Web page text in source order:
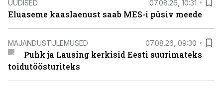
UUDISED 07.08.26, 10:31
Eluaseme kaaslaenust saab MES-i püsiv meede
MAJANDUSTULEMUSED 07.08.26, 09:30
Puhk ja Lausing kerkisid Eesti suurimateks
toidutöösturiteks